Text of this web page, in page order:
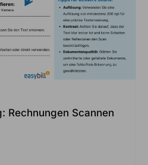
Rechnungen Scannen